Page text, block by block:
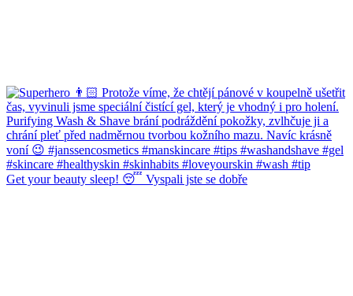
Get your beauty sleep! 😴 Vyspali jste se dobře